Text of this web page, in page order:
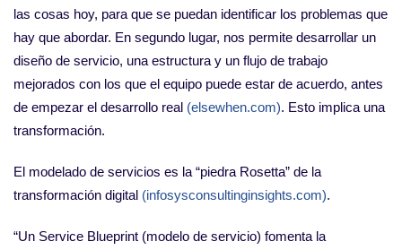
las cosas hoy, para que se puedan identificar los problemas que
hay que abordar. En segundo lugar, nos permite desarrollar un
diseño de servicio, una estructura y un flujo de trabajo
mejorados con los que el equipo puede estar de acuerdo, antes
de empezar el desarrollo real (elsewhen.com). Esto implica una
transformación.
El modelado de servicios es la “piedra Rosetta” de la
transformación digital (infosysconsultinginsights.com).
“Un Service Blueprint (modelo de servicio) fomenta la